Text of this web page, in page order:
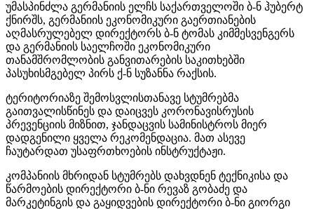
უმასპინძლა გერმანიის ელჩს საქართველოში ბ-ნ ჰუბერტ
ქნირშს, გერმანიის ეკონომიკური გაერთიანების
აღმასრულებელ დირექტორს ბ-ნ ტომას კიმმესვენგერს
და გერმანიის საელჩოში ეკონომიკური
თანამშრომლობის განვითარების საკითხებში
პასუხისმგებელ პირს ქ-ნ სუზანნა რაქსის.
ტერიტორიაზე შემოსვლისთანავე სტუმრებმა
გაითვალისწინეს და დაიცვეს კორონავისრუსის
პრევენციის მიზნით, ჯანდაცვის სამინისტროს მიერ
დადგენილი ყველა რეკომენდაცია. მათ ასევე
ჩაუტარდათ უსაფრთხოების ინსტრუქტაჟი.
კომპანიის მხრიდან სტუმრებს დახვდნენ ტექნიკისა და
წარმოების დირექტორი ბ-ნი რევაზ გობაძე და
მარკეტინგის და გაყიდვების დირექტორი ბ-ნი გიორგი